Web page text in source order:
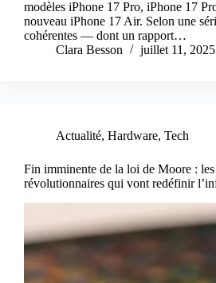
modèles iPhone 17 Pro, iPhone 17
nouveau iPhone 17 Air. Selon une
cohérentes — dont un rapport…
Clara Besson
juillet 11, 2025
Actualité, Hardware, Tech
Fin imminente de la loi de Moore :
révolutionnaires qui vont redéfinir